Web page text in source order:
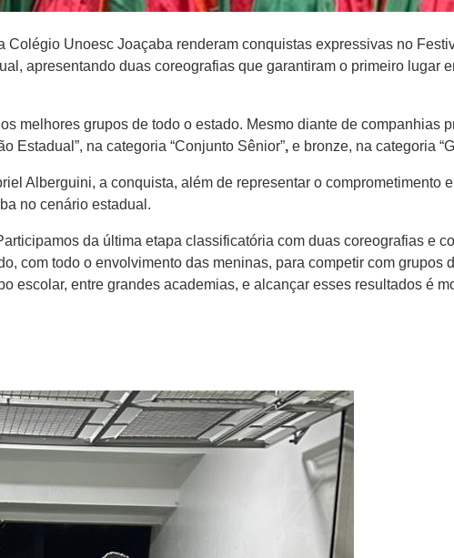
Colégio Unoesc Joaçaba renderam conquistas expressivas no
apresentando duas coreografias que garantiram o primeiro lugar
melhores grupos de todo o estado. Mesmo diante de companhias
Estadual”, na categoria “Conjunto Sênior”, e bronze, na categoria
Alberguini, a conquista, além de representar o comprometimento
no cenário estadual.
da última etapa classificatória com duas coreografias e
com todo o envolvimento das meninas, para competir com grupos
escolar, entre grandes academias, e alcançar esses resultados é